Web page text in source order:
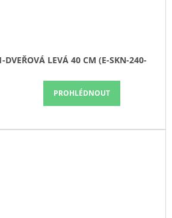
DVEŘOVÁ LEVÁ 40 CM (E-SKN-240-
PROHLÉDNOUT